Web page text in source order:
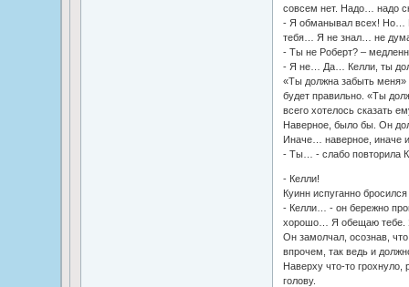
совсем нет. Надо… надо
- Я обманывал всех! Но…
тебя… Я не знал… не
- Ты не Роберт? –
- Я не… Да… Келли, ты
«Ты должна забыть меня»
будет правильно. «Ты
всего хотелось сказать
Наверное, было бы. Он
Иначе… наверное, иначе
- Ты… - слабо повторила
- Келли!
Куинн испуганно
- Келли… - он бережно
хорошо… Я обещаю тебе.
Он замолчал, осознав,
впрочем, так ведь и
Наверху что-то грохнуло,
голову.